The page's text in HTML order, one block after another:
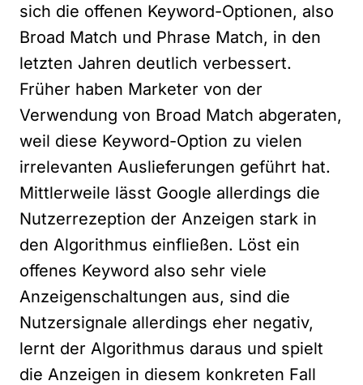
sich die offenen Keyword-Optionen, also
Broad Match und Phrase Match, in den
letzten Jahren deutlich verbessert.
Früher haben Marketer von der
Verwendung von Broad Match abgeraten,
weil diese Keyword-Option zu vielen
irrelevanten Auslieferungen geführt hat.
Mittlerweile lässt Google allerdings die
Nutzerrezeption der Anzeigen stark in
den Algorithmus einfließen. Löst ein
offenes Keyword also sehr viele
Anzeigenschaltungen aus, sind die
Nutzersignale allerdings eher negativ,
lernt der Algorithmus daraus und spielt
die Anzeigen in diesem konkreten Fall